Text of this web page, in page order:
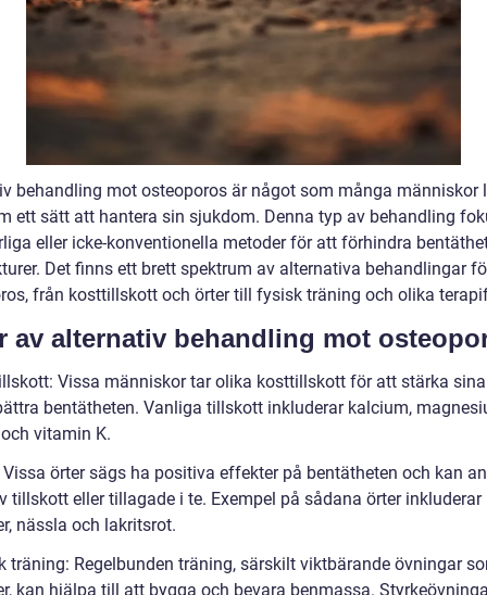
behandling mot osteoporos är något som många människor
ett sätt att hantera sin sjukdom. Denna typ av behandling
eller icke-konventionella metoder för att förhindra
Det finns ett brett spektrum av alternativa behandlingar
från kosttillskott och örter till fysisk träning och olika
av alternativ behandling mot
Vissa människor tar olika kosttillskott för att stärka
bentätheten. Vanliga tillskott inkluderar kalcium,
vitamin K.
Vissa örter sägs ha positiva effekter på bentätheten och kan
tillskott eller tillagade i te. Exempel på sådana örter inkluderar
nässla och lakritsrot.
träning: Regelbunden träning, särskilt viktbärande övningar
kan hjälpa till att bygga och bevara benmassa.